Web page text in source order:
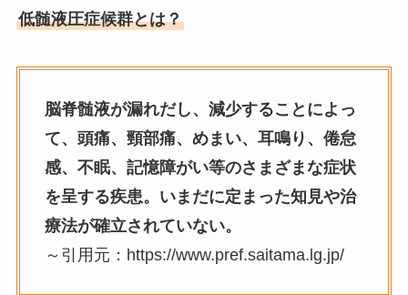
低髄液圧症候群とは？
脳脊髄液が漏れだし、減少することによっ
て、頭痛、頸部痛、めまい、耳鳴り、倦怠
感、不眠、記憶障がい等のさまざまな症状
を呈する疾患。いまだに定まった知見や治
療法が確立されていない。
～引用元：https://www.pref.saitama.lg.jp/